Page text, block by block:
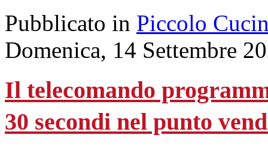
Pubblicato in Piccolo
Domenica, 14 Settembre
Il telecomando
30 secondi nel punto